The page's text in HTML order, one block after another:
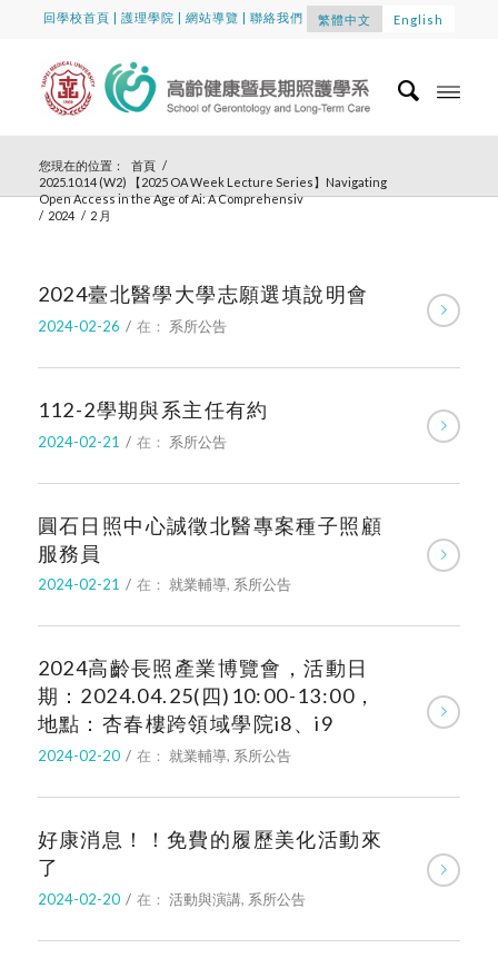
回學校首頁 |護理學院 |網站導覽 | 聯絡我們 繁體中文 English
您現在的位置： 首頁 /
2025.10.14 (W2) 【2025 OA Week Lecture Series】Navigating
Open Access in the Age of Ai: A Comprehensiv
/ 2024 / 2 月
2024臺北醫學大學志願選填說明會
2024-02-26 / 在： 系所公告
112-2學期與系主任有約
2024-02-21 / 在： 系所公告
圓石日照中心誠徵北醫專案種子照顧
服務員
2024-02-21 / 在： 就業輔導, 系所公告
2024高齡長照產業博覽會，活動日
期：2024.04.25(四)10:00-13:00，
地點：杏春樓跨領域學院i8、i9
2024-02-20 / 在： 就業輔導, 系所公告
好康消息！！免費的履歷美化活動來
了
2024-02-20 / 在： 活動與演講, 系所公告